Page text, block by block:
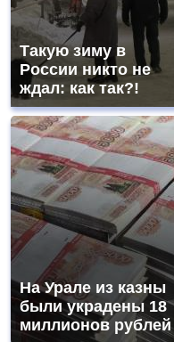
Такую зиму в
России никто не
ждал: как так?!
На Урале из казны
были украдены 18
миллионов рублей